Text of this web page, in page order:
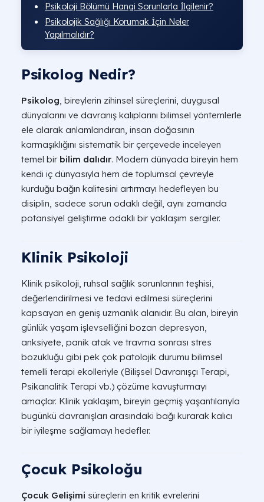
Psikoloji Bölümü Hangi Sorunlarla İlgilenir?
Psikolojik Sağlığı Korumak İçin Neler
Yapılmalıdır?
Psikolog Nedir?
Psikolog, bireylerin zihinsel süreçlerini, duygusal
dünyalarını ve davranış kalıplarını bilimsel yöntemlerle
ele alarak anlamlandıran, insan doğasının
karmaşıklığını sistematik bir çerçevede inceleyen
temel bir bilim dalıdır. Modern dünyada bireyin hem
kendi iç dünyasıyla hem de toplumsal çevreyle
kurduğu bağın kalitesini artırmayı hedefleyen bu
disiplin, sadece sorun odaklı değil, aynı zamanda
potansiyel geliştirme odaklı bir yaklaşım sergiler.
Klinik Psikoloji
Klinik psikoloji, ruhsal sağlık sorunlarının teşhisi,
değerlendirilmesi ve tedavi edilmesi süreçlerini
kapsayan en geniş uzmanlık alanıdır. Bu alan, bireyin
günlük yaşam işlevselliğini bozan depresyon,
anksiyete, panik atak ve travma sonrası stres
bozukluğu gibi pek çok patolojik durumu bilimsel
temelli terapi ekolleriyle (Bilişsel Davranışçı Terapi,
Psikanalitik Terapi vb.) çözüme kavuşturmayı
amaçlar. Klinik yaklaşım, bireyin geçmiş yaşantılarıyla
bugünkü davranışları arasındaki bağı kurarak kalıcı
bir iyileşme sağlamayı hedefler.
Çocuk Psikoloğu
Çocuk Gelişimi süreçlerin en kritik evrelerini